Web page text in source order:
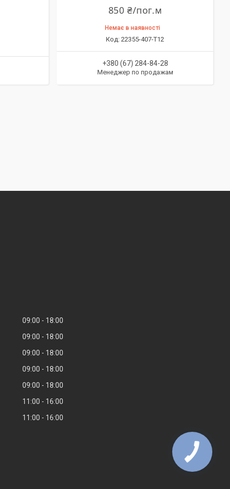
850 ₴/пог.м
Немає в наявності
22355-407-T12
+380 (67) 284-84-28
Менеджер по продажам
09:00
18:00
09:00
18:00
09:00
18:00
09:00
18:00
09:00
18:00
11:00
16:00
11:00 16:00